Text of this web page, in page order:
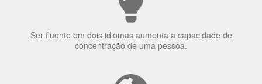
Ser fluente em dois idiomas aumenta a capacidade de
concentração de uma pessoa.